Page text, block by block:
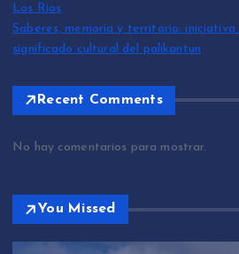
Los Ríos
Saberes, memoria y territorio: iniciativa
significado cultural del palikantun
Recent Comments
No hay comentarios para mostrar.
You Missed